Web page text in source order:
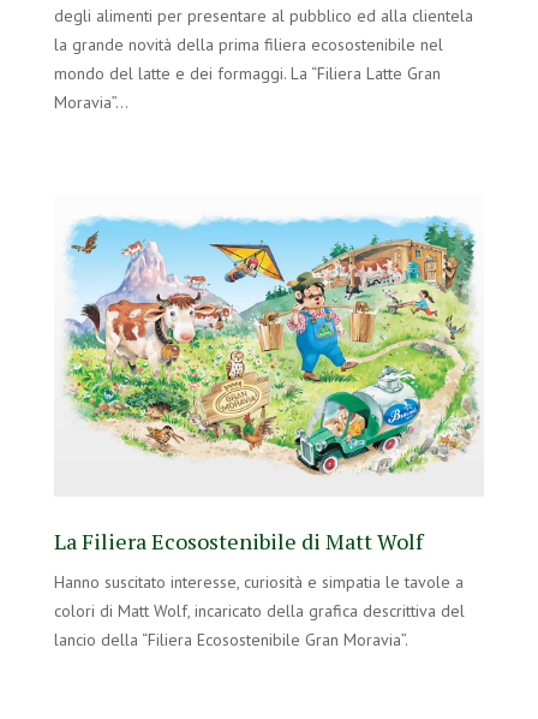
degli alimenti per presentare al pubblico ed alla clientela
la grande novità della prima filiera ecosostenibile nel
mondo del latte e dei formaggi. La “Filiera Latte Gran
Moravia”…
La Filiera Ecosostenibile di Matt Wolf
Hanno suscitato interesse, curiosità e simpatia le tavole a
colori di Matt Wolf, incaricato della grafica descrittiva del
lancio della “Filiera Ecosostenibile Gran Moravia”.